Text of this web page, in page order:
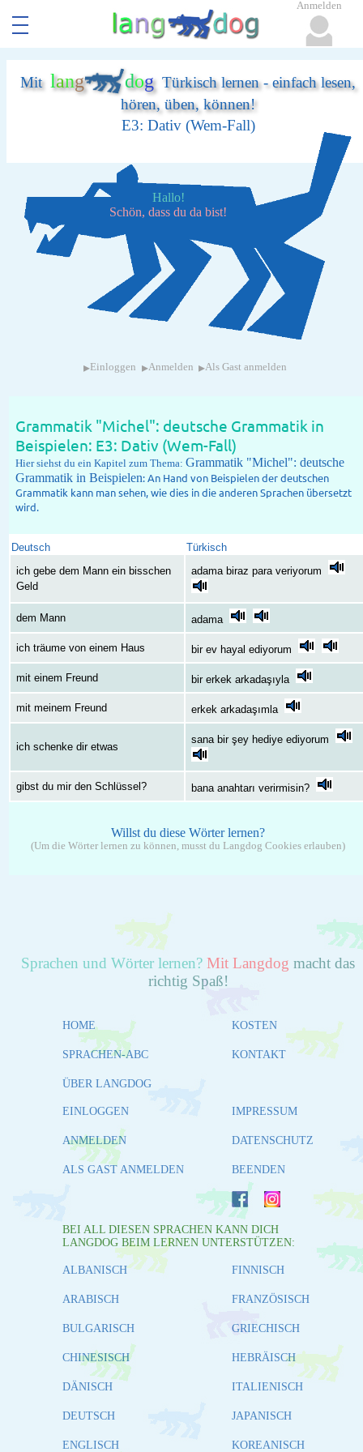
Mit lang dogTürkisch lernen - einfach lesen,
hören, üben, können!
E3: Dativ (Wem-Fall)
Hallo!
Schön, dass du da bist!
▸ Einloggen ▸Anmelden ▸Als Gast anmelden
Grammatik "Michel": deutsche Grammatik in
Beispielen: E3: Dativ (Wem-Fall)
Hier siehst du ein Kapitel zum Thema:Grammatik "Michel": deutsche
Grammatik in Beispielen: An Hand von Beispielen der deutschen
Grammatik kann man sehen, wie dies in die anderen Sprachen übersetzt
wird.
Deutsch
Türkisch
ich gebe dem Mann ein bisschen
Geld
adama biraz para veriyorum
dem Mann adama
ich träume von einem Haus bir ev hayal ediyorum
mit einem Freund bir erkek arkadaşıyla
mit meinem Freund erkek arkadaşımla
ich schenke dir etwas
sana bir şey hediye ediyorum
gibst du mir den Schlüssel? bana anahtarı verirmisin?
Willst du diese Wörter lernen?
(Um die Wörter lernen zu können, musst du Langdog Cookies erlauben)
Sprachen und Wörter lernen? Mit Langdog macht das
richtig Spaß!
HOME
SPRACHEN-ABC
ÜBER LANGDOG
KOSTEN
KONTAKT
EINLOGGEN
ANMELDEN
ALS GAST ANMELDEN
IMPRESSUM
DATENSCHUTZ
BEENDEN
BEI ALL DIESEN SPRACHEN KANN DICH
LANGDOG BEIM LERNEN UNTERSTÜTZEN:
ALBANISCH
ARABISCH
BULGARISCH
CHINESISCH
DÄNISCH
DEUTSCH
ENGLISCH
FINNISCH
FRANZÖSISCH
GRIECHISCH
HEBRÄISCH
ITALIENISCH
JAPANISCH
KOREANISCH
Anmelden